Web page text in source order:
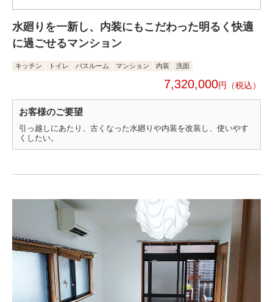
水廻りを一新し、内装にもこだわった明るく快適
に過ごせるマンション
キッチン トイレ バスルーム マンション 内装 洗面
7,320,000円
お客様のご要望
引っ越しにあたり、古くなった水廻りや内装を改装し、使いやす
くしたい。